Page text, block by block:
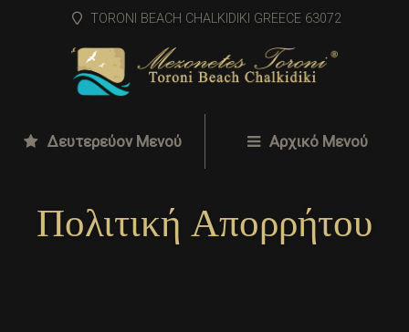
TORONI BEACH CHALKIDIKI GREECE 63072
Δευτερεύον Μενού Αρχικό Μενού
Πολιτική Απορρήτου